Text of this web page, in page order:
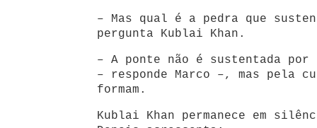
– Mas qual é a pedra que
pergunta Kublai Khan.
– A ponte não é sustentada por
– responde Marco –, mas pela
formam.
Kublai Khan permanece em